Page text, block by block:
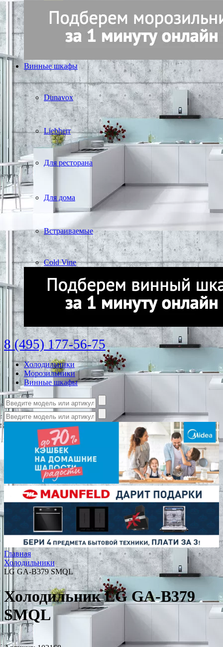
Винные шкафы
Dunavox
Liebherr
Для ресторана
Для дома
Встраиваемые
Cold Vine
8 (495) 177-56-75
Холодильники
Морозильники
Винные шкафы
Главная
Холодильники
LG GA-B379 SMQL
Холодильник LG GA-B379
SMQL